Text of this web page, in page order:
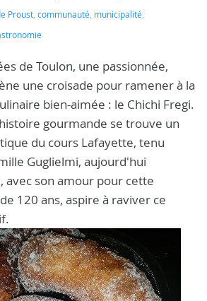
Proust, communauté, municipalité,
de Toulon, une passionnée,
une croisade pour ramener à la
bien-aimée : le Chichi Fregi.
gourmande se trouve un
du cours Lafayette, tenu
Guglielmi, aujourd'hui
avec son amour pour cette
120 ans, aspire à raviver ce